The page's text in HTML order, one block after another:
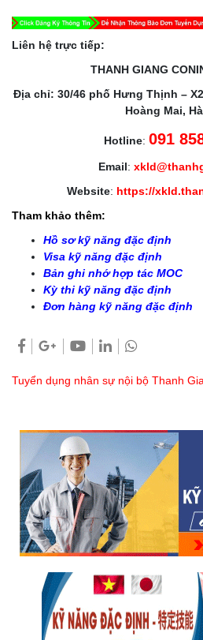
Liên hệ trực tiếp:
THANH GIANG
Địa chỉ: 30/46 phố Hưng Thịnh –
Hoàng Mai,
Hotline: 091
Email:
Website: https://
Tham khảo thêm:
Hồ sơ kỹ năng đặc định
Visa kỹ năng đặc định
Bản ghi nhớ hợp tác MOC
Kỳ thi kỹ năng đặc định
Đơn hàng kỹ năng đặc định
Tuyển dụng nhân sự nội bộ Thanh